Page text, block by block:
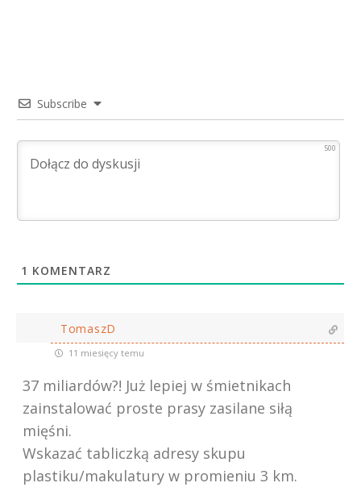
Subscribe
500
1 KOMENTARZ
TomaszD
11 miesięcy temu
37 miliardów?! Już lepiej w śmietnikach
zainstalować proste prasy zasilane siłą
mięśni.
Wskazać tabliczką adresy skupu
plastiku/makulatury w promieniu 3 km.